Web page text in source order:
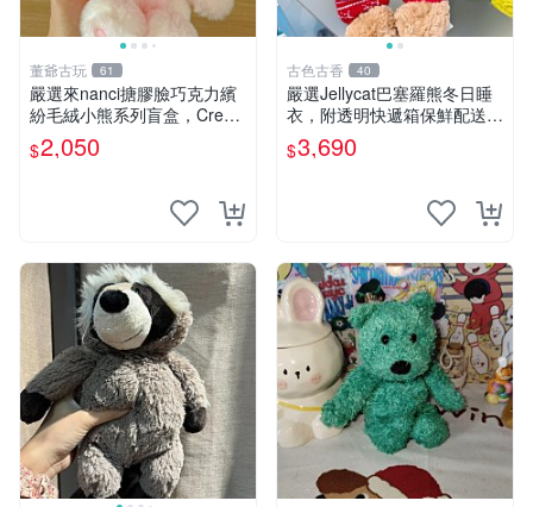
董爺古玩 61
嚴選來nanci搪膠臉巧克力繽
紛毛絨小熊系列盲盒，Crea
my櫻花巧藝盲盒 隱藏款Crea
my櫻花巧藝 嬰熊盲盒娃娃 樂
$2,050
古色古香 40
嚴選Jellycat巴塞羅熊冬日睡
衣，附透明快遞箱保鮮配送，
童趣可愛可收藏 巴塞羅熊 睡
衣 透明袋
$3,690